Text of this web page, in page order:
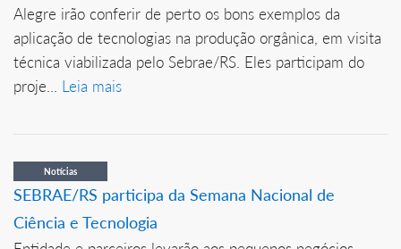
Alegre irão conferir de perto os bons exemplos da
aplicação de tecnologias na produção orgânica, em visita
técnica viabilizada pelo Sebrae/RS. Eles participam do
proje... Leia mais
Notícias
SEBRAE/RS participa da Semana Nacional de
Ciência e Tecnologia